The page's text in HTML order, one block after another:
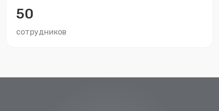
50
сотрудников